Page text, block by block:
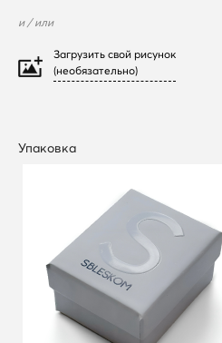
и / или
Загрузить свой рисунок
(необязательно)
Упаковка